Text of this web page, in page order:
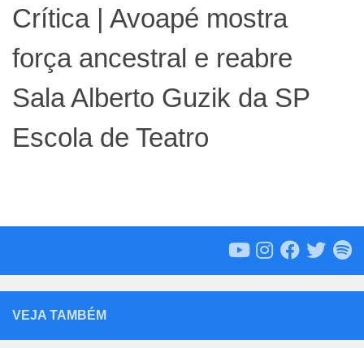
Crítica | Avoapé mostra
força ancestral e reabre
Sala Alberto Guzik da SP
Escola de Teatro
VEJA TAMBÉM